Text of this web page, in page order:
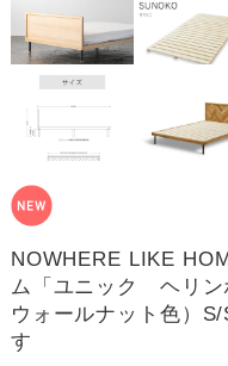
NOWHERE LIKE
ム「ユニック ヘリ
ウォールナット色）
す